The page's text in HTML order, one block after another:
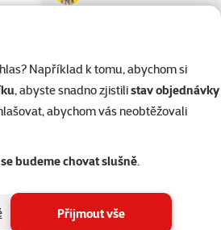
Například k tomu, abychom si
, abyste snadno zjistilistav objednávky
abychom vás neobtěžovali
budeme chovat slušně.
Přijmout vše
Drobní savci
Psi > Péče o psa